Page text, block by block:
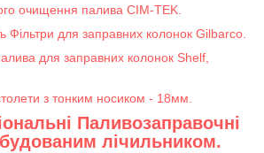
очищення палива CIM-TEK.
Фільтри для заправних колонок Gilbarco.
для заправних колонок Shelf,
з тонким носиком - 18мм.
Паливозаправочні
лічильником.